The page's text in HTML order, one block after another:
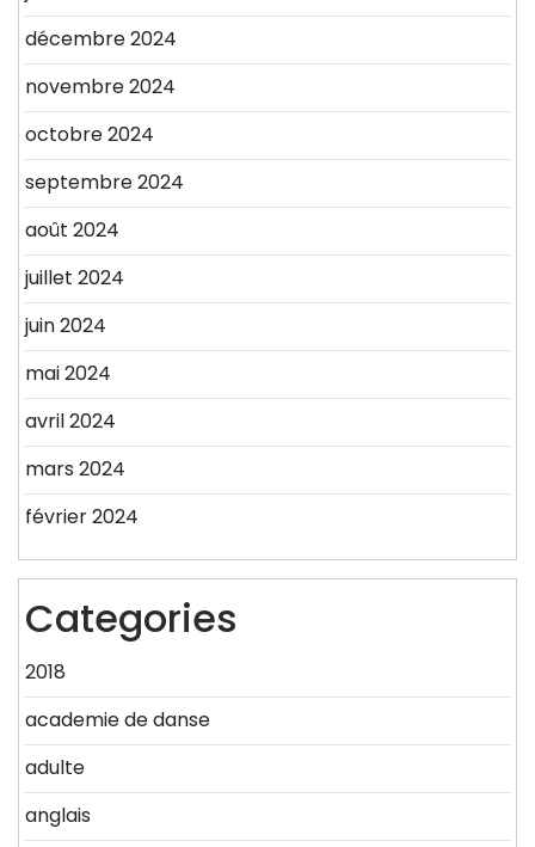
décembre 2024
novembre 2024
octobre 2024
septembre 2024
août 2024
juillet 2024
juin 2024
mai 2024
avril 2024
mars 2024
février 2024
Categories
2018
academie de danse
adulte
anglais